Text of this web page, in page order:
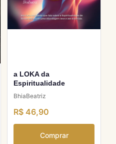
a LOKA da
Espiritualidade
BhiaBeatriz
R$ 46,90
Comprar